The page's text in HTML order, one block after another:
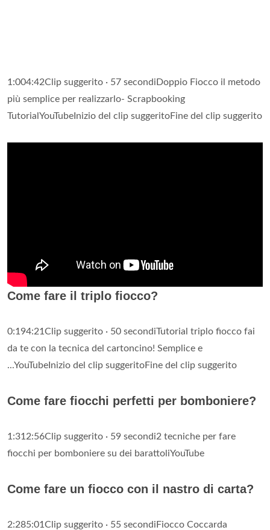
1:004:42Clip suggerito · 57 secondiDoppio Fiocco il metodo
più semplice per realizzarlo- Scrapbooking
TutorialYouTubeInizio del clip suggeritoFine del clip suggerito
Come fare il triplo fiocco?
0:194:21Clip suggerito · 50 secondiTutorial triplo fiocco fai
da te con la tecnica del cartoncino! Semplice e
...YouTubeInizio del clip suggeritoFine del clip suggerito
Come fare fiocchi perfetti per bomboniere?
1:312:56Clip suggerito · 59 secondi2 tecniche per fare
fiocchi per bomboniere su dei barattoliYouTube
Come fare un fiocco con il nastro di carta?
2:285:01Clip suggerito · 55 secondiFiocco Coccarda